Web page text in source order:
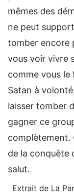
mêmes des
ne peut
tomber encore
vous voir vivre
comme vous
Satan à
laisser tomber
gagner ce
de la conquête
salut.
Extrait de La